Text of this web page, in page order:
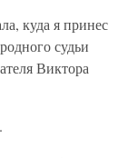
куда я принес
судьи
Виктора